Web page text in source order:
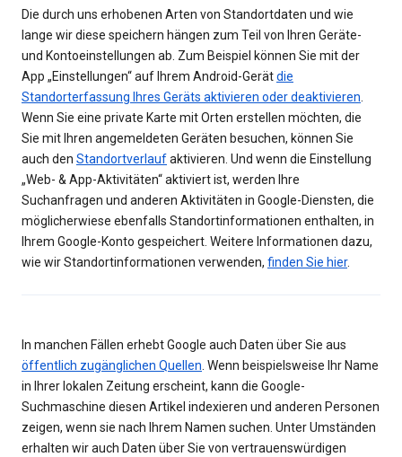
Die durch uns erhobenen Arten von Standortdaten und wie
lange wir diese speichern hängen zum Teil von Ihren Geräte-
und Kontoeinstellungen ab. Zum Beispiel können Sie mit der
App „Einstellungen“ auf Ihrem Android-Gerätdie
Standorterfassung Ihres Geräts aktivieren oder deaktivieren.
Wenn Sie eine private Karte mit Orten erstellen möchten, die
Sie mit Ihren angemeldeten Geräten besuchen, können Sie
auch den Standortverlaufaktivieren. Und wenn die Einstellung
„Web- & App-Aktivitäten“ aktiviert ist, werden Ihre
Suchanfragen und anderen Aktivitäten in Google-Diensten, die
möglicherwiese ebenfalls Standortinformationen enthalten, in
Ihrem Google-Konto gespeichert. Weitere Informationen dazu,
wie wir Standortinformationen verwenden, finden Sie hier.
In manchen Fällen erhebt Google auch Daten über Sie aus
öffentlich zugänglichen Quellen. Wenn beispielsweise Ihr Name
in Ihrer lokalen Zeitung erscheint, kann die Google-
Suchmaschine diesen Artikel indexieren und anderen Personen
zeigen, wenn sie nach Ihrem Namen suchen. Unter Umständen
erhalten wir auch Daten über Sie von vertrauenswürdigen